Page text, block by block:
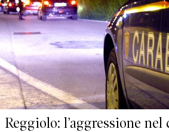
Reggiolo: l’aggressione nel